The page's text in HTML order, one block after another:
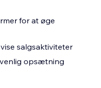
for at øge
salgsaktiviteter
opsætning